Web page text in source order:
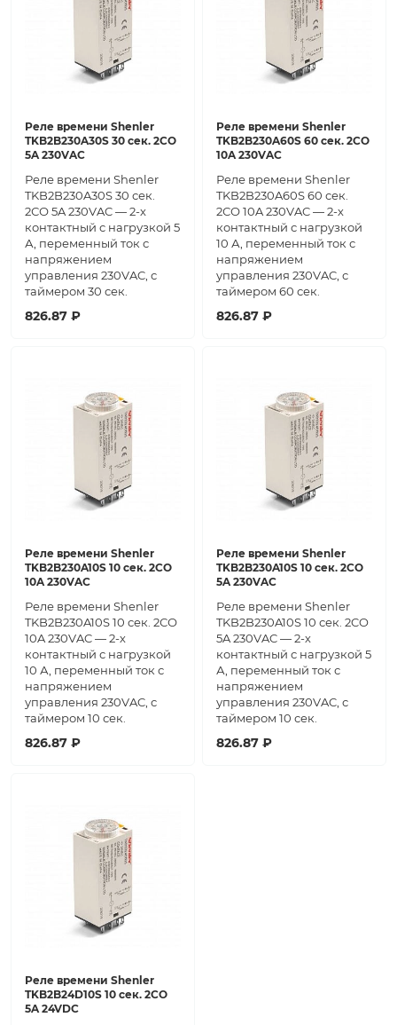
Реле времени Shenler
TKB2B230A30S 30 сек. 2СО
5A 230VAC
Реле времени Shenler
TKB2B230A30S 30 сек.
2СО 5A 230VAC — 2-х
контактный с нагрузкой 5
А, переменный ток с
напряжением
управления 230VAC, с
таймером 30 сек.
826.87 ₽
Реле времени Shenler
TKB2B230A60S 60 сек. 2СО
10A 230VAC
Реле времени Shenler
TKB2B230A60S 60 сек.
2СО 10A 230VAC — 2-х
контактный с нагрузкой
10 А, переменный ток с
напряжением
управления 230VAC, с
таймером 60 сек.
826.87 ₽
Реле времени Shenler
TKB2B230A10S 10 сек. 2СО
10A 230VAC
Реле времени Shenler
TKB2B230A10S 10 сек. 2СО
10A 230VAC — 2-х
контактный с нагрузкой
10 А, переменный ток с
напряжением
управления 230VAC, с
таймером 10 сек.
826.87 ₽
Реле времени Shenler
TKB2B230A10S 10 сек. 2CO
5A 230VAC
Реле времени Shenler
TKB2B230A10S 10 сек. 2CO
5A 230VAC — 2-х
контактный с нагрузкой 5
А, переменный ток с
напряжением
управления 230VAC, с
таймером 10 сек.
826.87 ₽
Реле времени Shenler
TKB2B24D10S 10 сек. 2CO
5A 24VDC